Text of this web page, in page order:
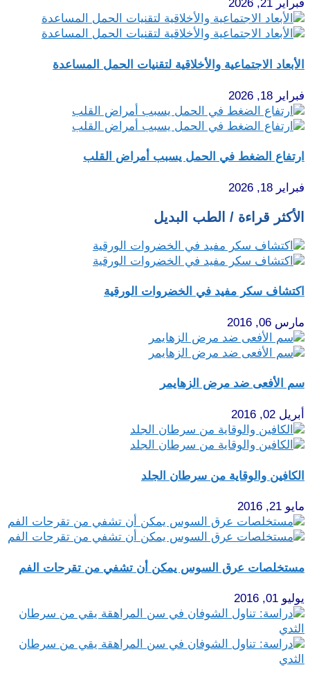
فبراير 21, 2026
الأبعاد الاجتماعية والأخلاقية لتقنيات الحمل المساعدة
فبراير 18, 2026
ارتفاع الضغط في الحمل يسبب أمراض القلب
فبراير 18, 2026
الأكثر قراءة / الطب البديل
اكتشاف سكر مفيد في الخضروات الورقية
مارس 06, 2016
سم الأفعى ضد مرض الزهايمر
أبريل 02, 2016
الكافين والوقاية من سرطان الجلد
مايو 21, 2016
مستخلصات عرق السوس يمكن أن تشفي من تقرحات الفم
يوليو 01, 2016